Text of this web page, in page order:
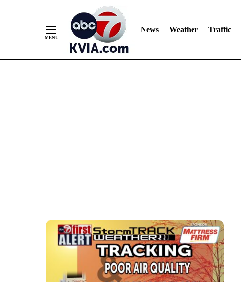
News Weather Traffic